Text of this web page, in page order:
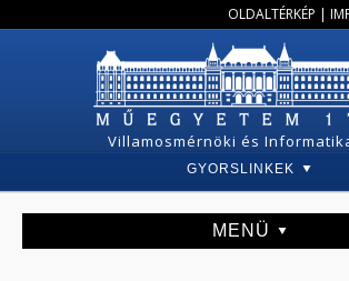
OLDALTÉRKÉP |
Villamosmérnöki és
GYORSLINKEK
MENÜ